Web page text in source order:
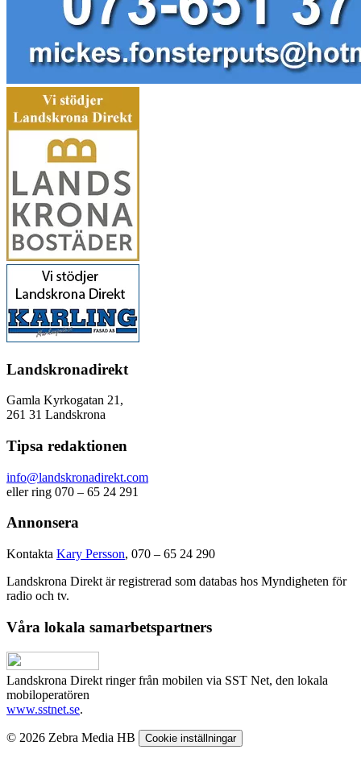
Landskronadirekt
Gamla Kyrkogatan 21,
261 31 Landskrona
Tipsa redaktionen
info@landskronadirekt.com
eller ring 070 – 65 24 291
Annonsera
Kontakta Kary Persson, 070 – 65 24 290
Landskrona Direkt är registrerad som databas hos Myndigheten för
radio och tv.
Våra lokala samarbetspartners
Landskrona Direkt ringer från mobilen via SST Net, den lokala
mobiloperatören
www.sstnet.se.
© 2026 Zebra Media HB Cookie inställningar